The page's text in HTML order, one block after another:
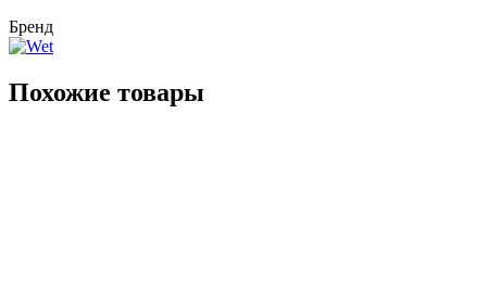
Бренд
Похожие товары